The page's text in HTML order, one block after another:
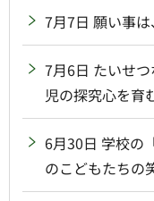
7月7日 願い事
7月6日 たいせ
児の探究心を育
6月30日 学校の
のこどもたちの